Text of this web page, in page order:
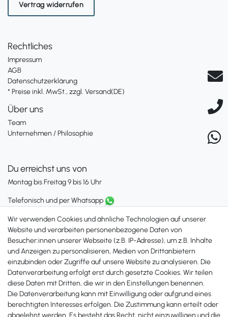
Vertrag widerrufen
Rechtliches
Impressum
AGB
Datenschutzerklärung
* Preise inkl. MwSt., zzgl. Versand(DE)
Über uns
Team
Unternehmen / Philosophie
Du erreichst uns von
Montag bis Freitag 9 bis 16 Uhr
Telefonisch und per Whatsapp
+49 561 287 907 84
Zahlungsmöglichkeiten
Wir verwenden Cookies und ähnliche Technologien auf unserer
Website und verarbeiten personenbezogene Daten von
Besucher:innen unserer Webseite (z.B. IP-Adresse), um z.B. Inhalte
und Anzeigen zu personalisieren, Medien von Drittanbietern
einzubinden oder Zugriffe auf unsere Website zu analysieren. Die
Datenverarbeitung erfolgt erst durch gesetzte Cookies. Wir teilen
diese Daten mit Dritten, die wir in den Einstellungen benennen.
Die Datenverarbeitung kann mit Einwilligung oder aufgrund eines
berechtigten Interesses erfolgen. Die Zustimmung kann erteilt oder
abgelehnt werden. Es besteht das Recht, nicht einzuwilligen und die